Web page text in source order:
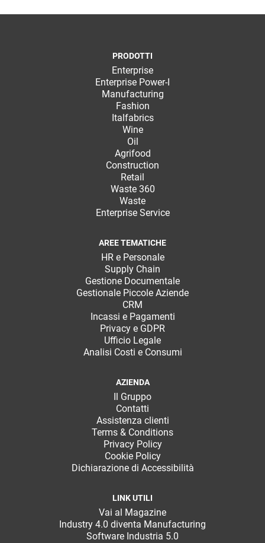
PRODOTTI
Enterprise
Enterprise Power-I
Manufacturing
Fashion
Italfabrics
Wine
Oil
Agrifood
Construction
Retail
Waste 360
Waste
Enterprise Service
AREE TEMATICHE
HR e Personale
Supply Chain
Gestione Documentale
Gestionale Piccole Aziende
CRM
Incassi e Pagamenti
Privacy e GDPR
Ufficio Legale
Analisi Costi e Consumi
AZIENDA
Il Gruppo
Contatti
Assistenza clienti
Terms & Conditions
Privacy Policy
Cookie Policy
Dichiarazione di Accessibilità
LINK UTILI
Vai al Magazine
Industry 4.0 diventa Manufacturing
Software Industria 5.0